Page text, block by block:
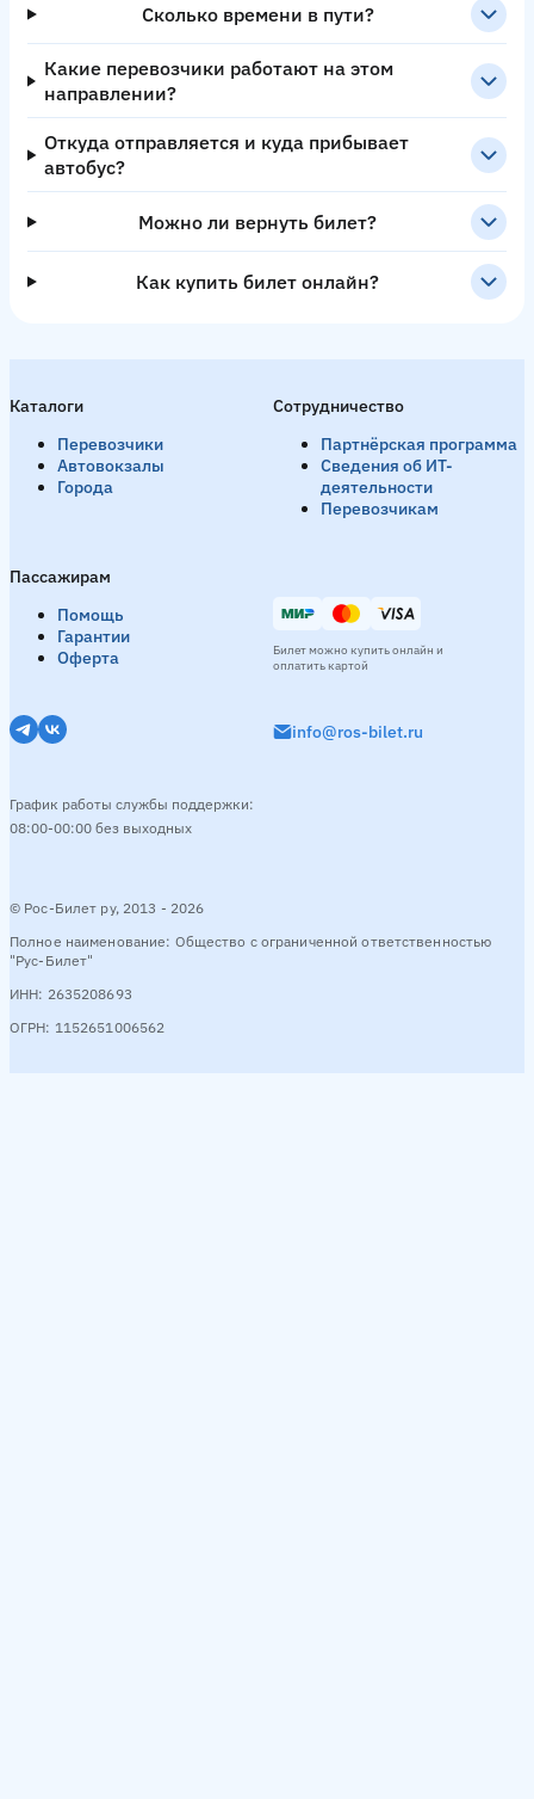
Сколько времени в пути?
Какие перевозчики работают на этом
направлении?
Откуда отправляется и куда прибывает
автобус?
Можно ли вернуть билет?
Как купить билет онлайн?
Каталоги
Перевозчики
Автовокзалы
Города
Пассажирам
Помощь
Гарантии
Оферта
Сотрудничество
Партнёрская программа
Сведения об ИТ-
деятельности
Перевозчикам
© Рос-Билет ру, 2013 - 2026
Полное наименование: Общество с ограниченной ответственностью
"Рус-Билет"
ИНН: 2635208693
ОГРН: 1152651006562
info@ros-bilet.ru
График работы службы поддержки:
08:00-00:00 без выходных
Билет можно купить онлайн и
оплатить картой